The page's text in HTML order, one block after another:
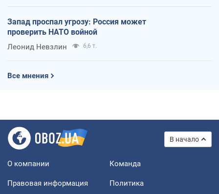
Запад проспал угрозу: Россия может
проверить НАТО войной
Леонид Невзлин 6,6 т.
Все мнения
В начало
О компании Команда
Правовая информация
Политика